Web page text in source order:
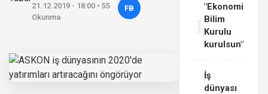
21.12.2019 - 18:00 • 55
Okunma
FB
"Ekonomi
Bilim
Kurulu
kurulsun"
İş
dünyası